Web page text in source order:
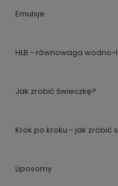
Emulsje
HLB - równowaga
Jak zrobić świeczkę?
Krok po kroku - jak zrobić
Liposomy